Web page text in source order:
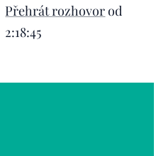
Přehrát rozhovorod
2:18:45